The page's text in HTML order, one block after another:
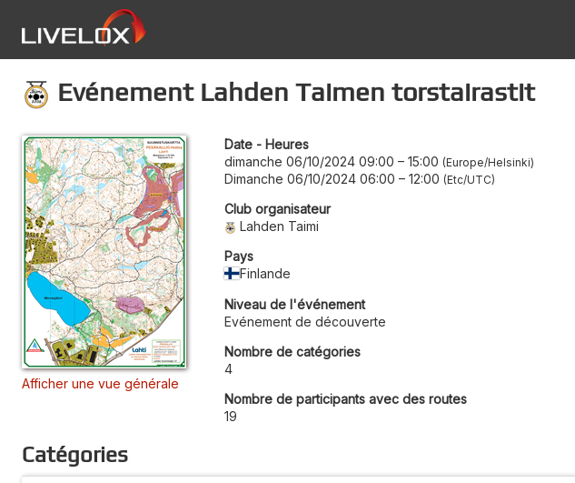
Evénement Lahden Taimen torstairastit
Afficher une vue générale
Date - Heures
dimanche 06/10/2024 09:00 – 15:00 Europe/Helsinki
Dimanche 06/10/2024 06:00 – 12:00 Etc/UTC
Club organisateur
Lahden Taimi
Pays
Finlande
Niveau de l'événement
Evénement de découverte
Nombre de catégories
4
Nombre de participants avec des routes
19
Catégories